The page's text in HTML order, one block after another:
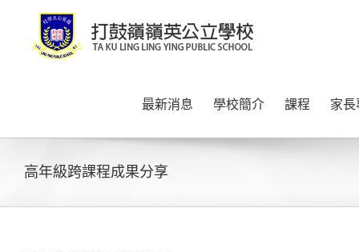
content
最新消息 學校簡介 課程 家
高年級跨課程成果分享